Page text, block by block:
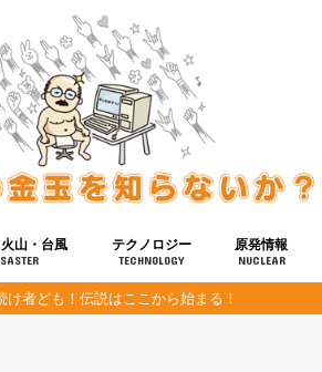
山・台風 テクノロジー
TECHNOLOGY
健康
宇宙
原発情報
NUCLEAR
け者ども！伝説はここから始まる！